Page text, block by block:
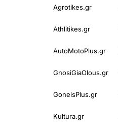
Agrotikes.gr
Athlitikes.gr
AutoMotoPlus.gr
GnosiGiaOlous.gr
GoneisPlus.gr
Kultura.gr